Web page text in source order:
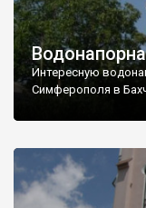
Интересную
Симферополя в